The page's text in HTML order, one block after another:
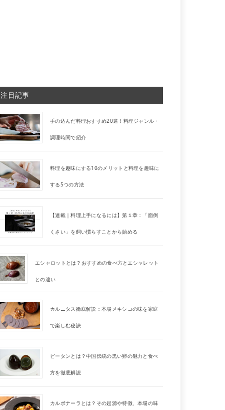
注目記事
手の込んだ料理おすすめ20選！料理ジャンル・
調理時間で紹介
料理を趣味にする10のメリットと料理を趣味に
する5つの方法
【連載｜料理上手になるには】第１章：「面倒
くさい」を飼い慣らすことから始める
エシャロットとは？おすすめの食べ方とエシャレット
との違い
カルニタス徹底解説：本場メキシコの味を家庭
で楽しむ秘訣
ピータンとは？中国伝統の黒い卵の魅力と食べ
方を徹底解説
カルボナーラとは？その起源や特徴、本場の味